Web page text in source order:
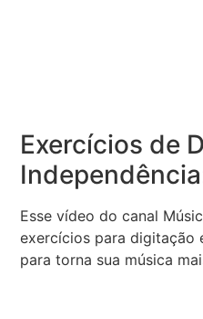
Exercícios de
Esse vídeo do canal
exercícios para digitação
para torna sua música